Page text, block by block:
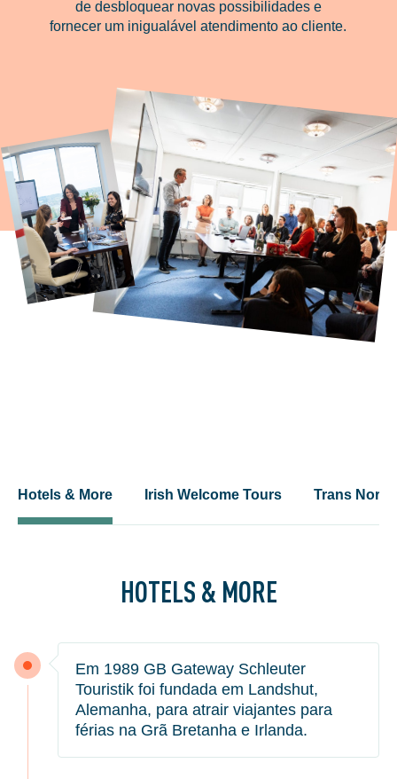
de desbloquear novas possibilidades e
fornecer um inigualável atendimento ao cliente.
Hotels & More Irish Welcome Tours Trans
HOTELS & MORE
Em 1989 GB Gateway Schleuter
Touristik foi fundada em Landshut,
Alemanha, para atrair viajantes para
férias na Grã Bretanha e Irlanda.